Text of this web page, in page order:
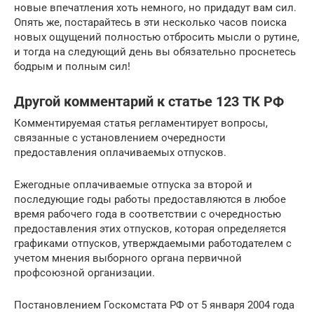
новые впечатления хоть немного, но придадут вам сил.
Опять же, постарайтесь в эти несколько часов поиска
новых ощущений полностью отбросить мысли о рутине,
и тогда на следующий день вы обязательно проснетесь
бодрым и полным сил!
Другой комментарий к статье 123 ТК РФ
Комментируемая статья регламентирует вопросы,
связанные с установлением очередности
предоставления оплачиваемых отпусков.
Ежегодные оплачиваемые отпуска за второй и
последующие годы работы предоставляются в любое
время рабочего года в соответствии с очередностью
предоставления этих отпусков, которая определяется
графиками отпусков, утверждаемыми работодателем с
учетом мнения выборного органа первичной
профсоюзной организации.
Постановлением Госкомстата РФ от 5 января 2004 года